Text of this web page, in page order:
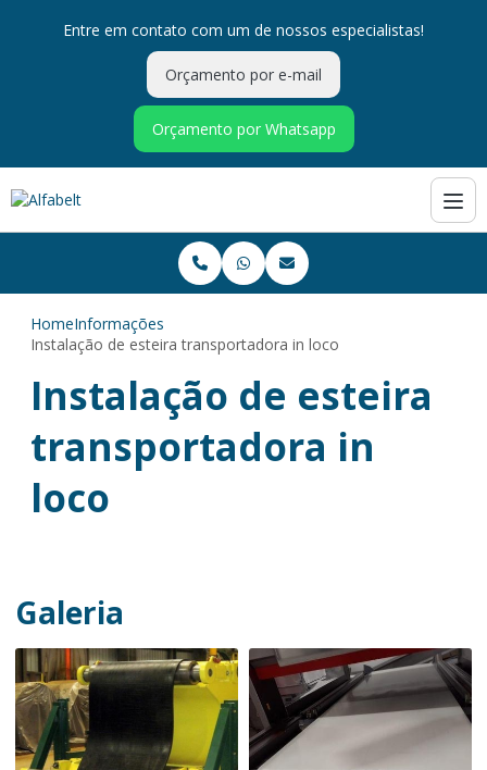
Entre em contato com um de nossos especialistas!
Orçamento por e-mail
Orçamento por Whatsapp
HomeInformações
Instalação de esteira transportadora in loco
Instalação de esteira
transportadora in
loco
Galeria